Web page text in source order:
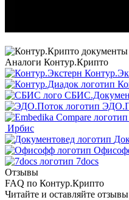
Аналоги Контур.Крипто
Ирбис
7docs
Отзывы
FAQ по Контур.Крипто
Читайте и оставляйте